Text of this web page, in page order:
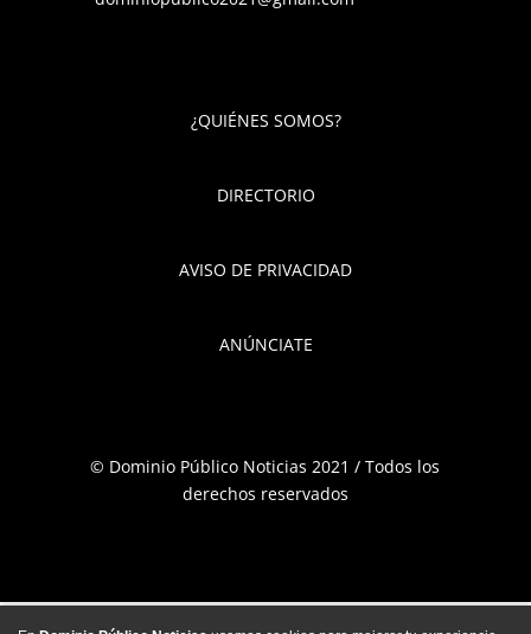
¿QUIÉNES SOMOS?
DIRECTORIO
AVISO DE PRIVACIDAD
ANÚNCIATE
© Dominio Público Noticias 2021 / Todos los
derechos reservados